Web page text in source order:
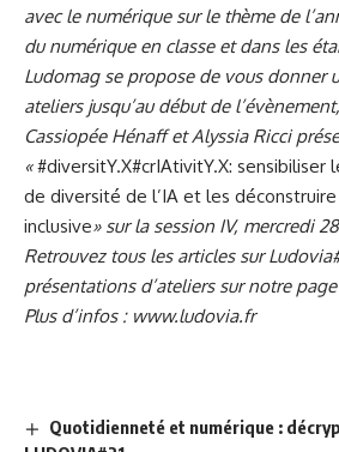
avec le numérique sur le thème de
du numérique en classe et dans les
Ludomag se propose de vous donner
ateliers jusqu’au début de
Cassiopée Hénaff et Alyssia Ricci
«#diversitY.X#crIAtivitY.X: sensibiliser
de diversité de l’IA et les
inclusive» sur la session IV, mercredi
Retrouvez tous les articles sur
présentations d’ateliers surnotre
Plus d’infos : www.ludovia.fr
Quotidienneté et numérique :